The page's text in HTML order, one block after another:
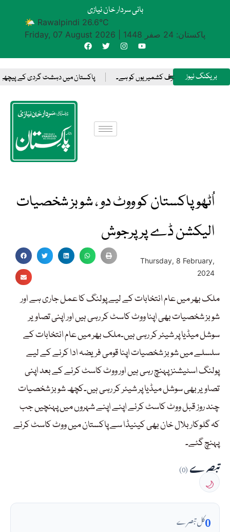
بانی سردار خان نیازی
🌤 Rawalpindi 26.6°C
Friday, 07 August 2026
پاکستان: 24 صفر 1448
بریکنگ نیوز
کرنے کا حق صرف کشمیریوں کو ہے۔ پاکستان میں دہشت گردی کے پیچھے
اُٹھو پاکستان کو ووٹ دو ، شوبز شخصیات
الیکشن ڈے پر پرجوش
Thursday, 8 February,
2024
ملک بھر میں عام انتخابات کے لیے پولنگ کا عمل جاری ہے اور
شوبز شخصیات بھی اپنا ووٹ کاسٹ کر رہی ہیں اور اپنی تصاویر
سوشل میڈیا پر شیئر کر رہی ہیں۔ملک بھر میں عام انتخابات کے
سلسلے میں شوبز شخصیات اپنا قومی فریضہ ادا کرنے کے لیے
پولنگ اسٹیشنز پہنچ رہی ہیں اور ووٹ کاسٹ کرنے کے بعد اپنی
تصاویر بھی سوشل میڈیا پر شیئر کر رہی ہیں۔کچھ شوبز شخصیات
چند روز قبل ووٹ کاسٹ کرنے اپنے اپنے شہروں میں پہنچیں جب
کہ گلوکار بلال خان بھی کینیڈا سے پاکستان میں ووٹ کاسٹ کرنے
پہنچ گئے۔
تبصرے(0)
🌙
0کل تبصرے